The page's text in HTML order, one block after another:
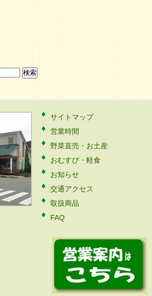
サイトマップ
営業時間
野菜直売・お土産
おむすび・軽食
お知らせ
交通アクセス
取扱商品
FAQ